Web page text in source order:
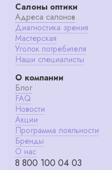
Салоны оптики
Адреса салонов
Диагностика зрения
Мастерская
Уголок потребителя
Наши специалисты
О компании
Блог
FAQ
Новости
Акции
Программа лояльности
Бренды
О нас
8 800 100 04 03